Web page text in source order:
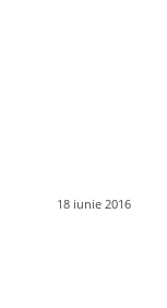
18 iunie 2016